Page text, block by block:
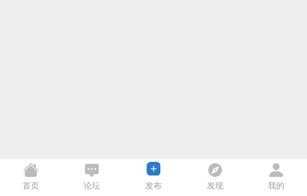
首页 论坛 发布 发现 我的